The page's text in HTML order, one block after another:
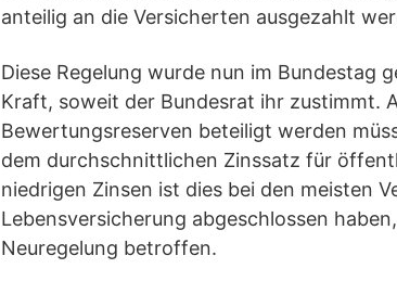
anteilig an die Versicherten ausgezahlt
Diese Regelung wurde nun im Bundestag
Kraft, soweit der Bundesrat ihr zustimmt.
Bewertungsreserven beteiligt werden
dem durchschnittlichen Zinssatz für
niedrigen Zinsen ist dies bei den meisten
Lebensversicherung abgeschlossen
Neuregelung betroffen.